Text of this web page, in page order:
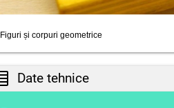
Figuri și corpuri geometrice
Date tehnice